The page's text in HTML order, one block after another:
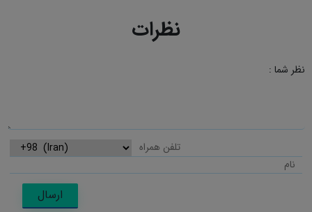
نظرات
نظر شما :
ارسال